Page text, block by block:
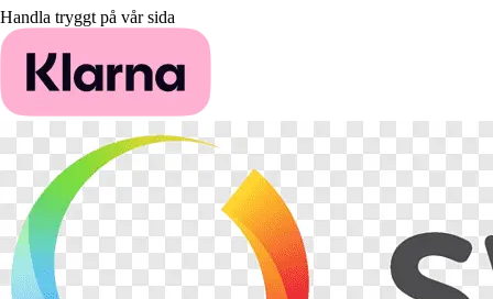
Handla tryggt på vår sida